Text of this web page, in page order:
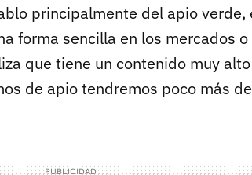
principalmente del apio verde,
forma sencilla en los mercados
que tiene un contenido muy
de apio tendremos poco más